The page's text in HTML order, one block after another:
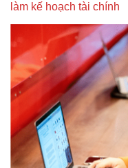
làm kế hoạch tài chính